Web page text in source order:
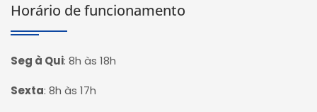
Horário de funcionamento
Seg à Qui: 8h às 18h
Sexta: 8h às 17h